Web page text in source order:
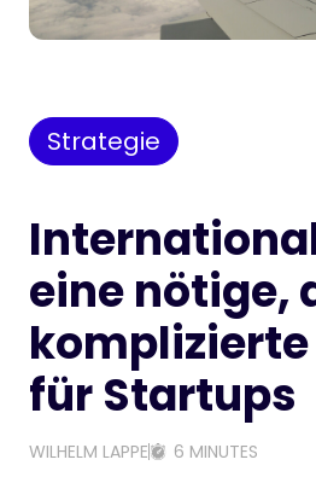
Strategie
eine nötige,
für Startups
WILHELM LAPPE 6 MINUTES